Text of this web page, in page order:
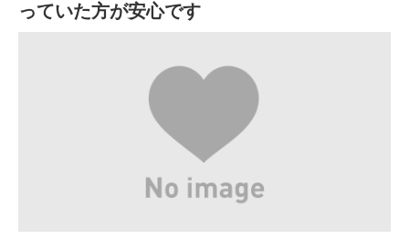
っていた方が安心です